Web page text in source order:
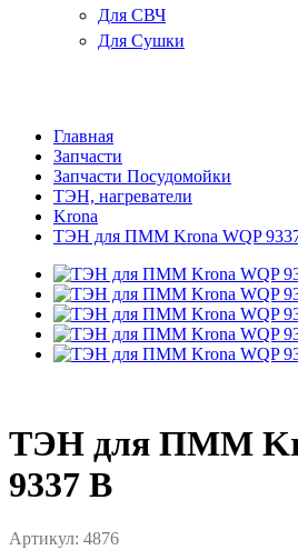
Для СВЧ
Для Сушки
Главная
Запчасти
Запчасти Посудомойки
ТЭН, нагреватели
Krona
ТЭН для ПММ Krona WQP
ТЭН для ПММ
9337 B
Артикул: 4876